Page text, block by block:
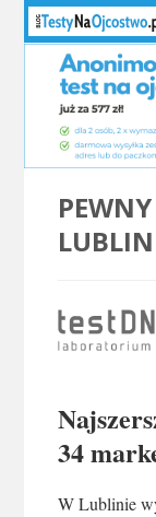
LUBLIN
34
W Lublinie